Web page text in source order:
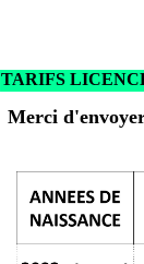
TARIFS
Merci